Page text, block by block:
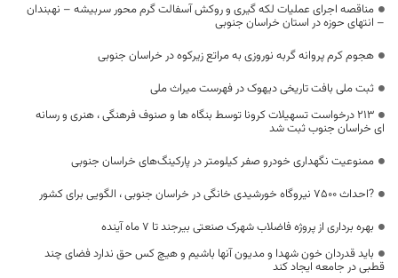
مناقصه اجرای عملیات لکه گیری و روکش آسفالت گرم محور سربیشه – نهبندان
– انتهای حوزه در استان خراسان جنوبی
هجوم کرم پروانه گربه نوروزی به مراتع زیرکوه در خراسان جنوبی
ثبت ملی بافت تاریخی دیهوک در فهرست میراث ملی
213 درخواست تسهیلات کرونا توسط بنگاه ها و صنوف فرهنگی ، هنری و رسانه
ای خراسان جنوب ثبت شد
ممنوعیت نگهداری خودرو صفر کیلومتر در پارکینگ‌های خراسان جنوبی
?احداث ۷۵۰۰ نیروگاه خورشیدی خانگی در خراسان جنوبی ، الگویی برای کشور
بهره برداری از پروژه فاضلاب شهرک صنعتی بیرجند تا ۷ ماه آینده
باید قدردان خون شهدا و مدیون آنها باشیم و هیچ کس حق ندارد فضای چند
قطبی در جامعه ایجاد کند